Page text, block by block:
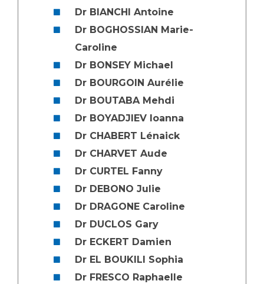
Dr BIANCHI Antoine
Dr BOGHOSSIAN Marie-
Caroline
Dr BONSEY Michael
Dr BOURGOIN Aurélie
Dr BOUTABA Mehdi
Dr BOYADJIEV Ioanna
Dr CHABERT Lénaick
Dr CHARVET Aude
Dr CURTEL Fanny
Dr DEBONO Julie
Dr DRAGONE Caroline
Dr DUCLOS Gary
Dr ECKERT Damien
Dr EL BOUKILI Sophia
Dr FRESCO Raphaelle